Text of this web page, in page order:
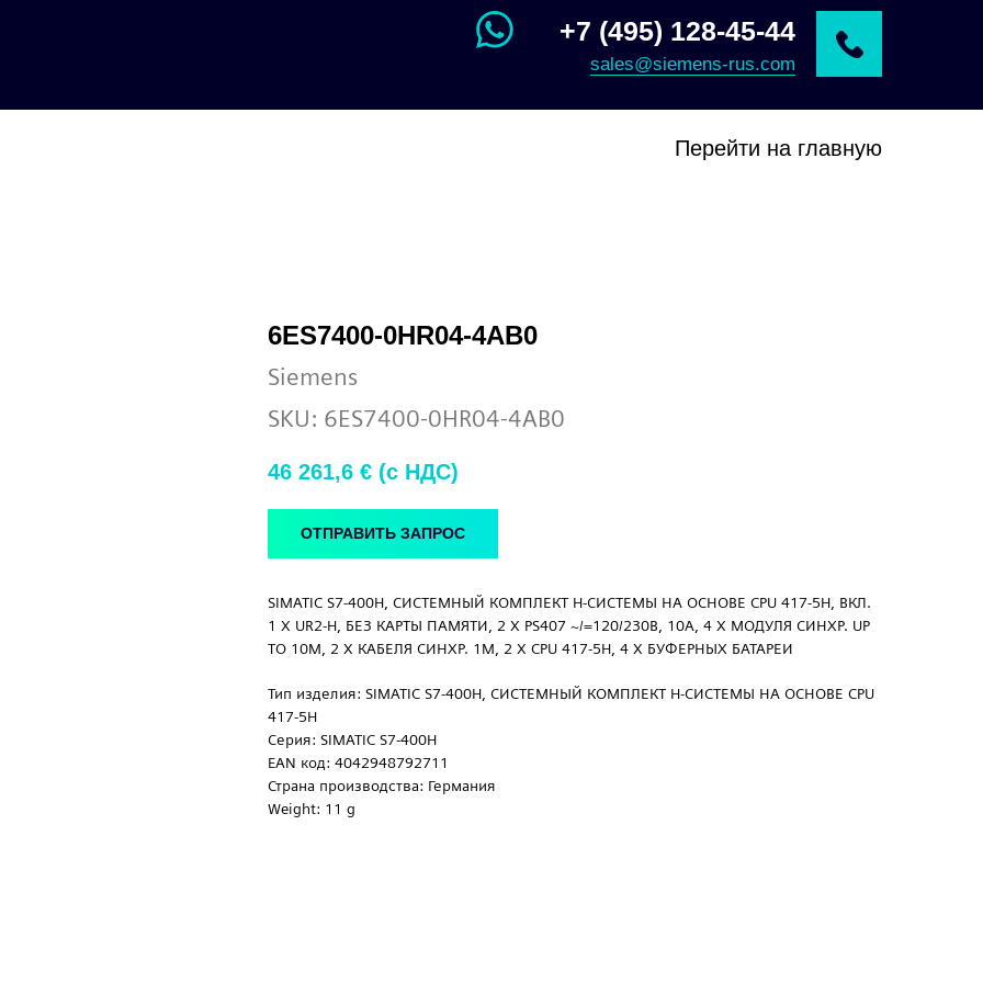
+7 (495) 128-45-44
sales@siemens-rus.com
Перейти на главную
6ES7400-0HR04-4AB0
Siemens
SKU: 6ES7400-0HR04-4AB0
46 261,6 € (c НДС)
ОТПРАВИТЬ ЗАПРОС
SIMATIC S7-400H, СИСТЕМНЫЙ КОМПЛЕКТ H-СИСТЕМЫ НА ОСНОВЕ CPU 417-5H, ВКЛ.
1 X UR2-H, БЕЗ КАРТЫ ПАМЯТИ, 2 X PS407 ~/=120/230В, 10A, 4 X МОДУЛЯ СИНХР. UP
TO 10M, 2 X КАБЕЛЯ СИНХР. 1M, 2 X CPU 417-5H, 4 X БУФЕРНЫХ БАТАРЕИ
Тип изделия: SIMATIC S7-400H, СИСТЕМНЫЙ КОМПЛЕКТ H-СИСТЕМЫ НА ОСНОВЕ CPU
417-5H
Серия: SIMATIC S7-400H
EAN код: 4042948792711
Страна производства: Германия
Weight: 11 g